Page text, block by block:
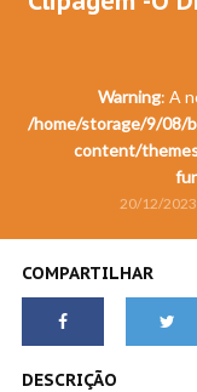
Warning: A
/home/storage/9/08/
content/
20/12/2023
COMPARTILHAR
DESCRIÇÃO